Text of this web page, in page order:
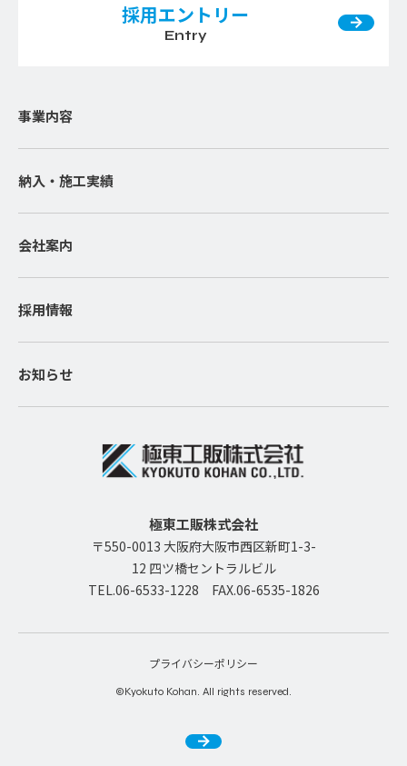
採用エントリー
Entry
事業内容
納入・施工実績
会社案内
採用情報
お知らせ
極東工販株式会社
〒550-0013 大阪府大阪市西区新町1-3-
12 四ツ橋セントラルビル
TEL.06-6533-1228
FAX.06-6535-1826
プライバシーポリシー
©Kyokuto Kohan. All rights reserved.